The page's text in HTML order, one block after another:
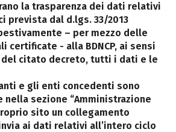
la trasparenza dei dati relativi
prevista dal d.lgs. 33/2013
– per mezzo delle
- alla BDNCP, ai sensi
citato decreto, tutti i dati e le
e gli enti concedenti sono
sezione “Amministrazione
sito un collegamento
ai dati relativi all’intero ciclo